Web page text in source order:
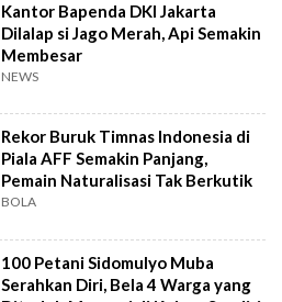
Kantor Bapenda DKI Jakarta
Dilalap si Jago Merah, Api Semakin
Membesar
NEWS
Rekor Buruk Timnas Indonesia di
Piala AFF Semakin Panjang,
Pemain Naturalisasi Tak Berkutik
BOLA
100 Petani Sidomulyo Muba
Serahkan Diri, Bela 4 Warga yang